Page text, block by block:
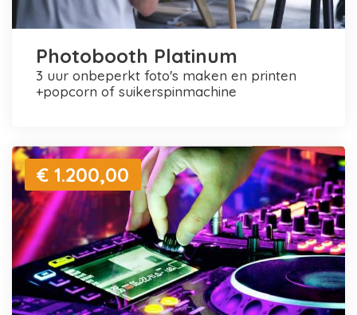
Photobooth Platinum
3 uur onbeperkt foto's maken en printen
+popcorn of suikerspinmachine
€ 1.200,00